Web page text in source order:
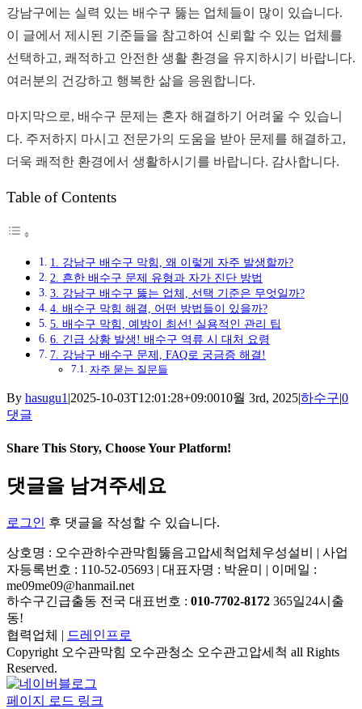
강남구에는 실력 있는 배수구 뚫는 업체들이 많이 있습니다.
이 글에서 제시된 기준들을 참고하여 신뢰할 수 있는 업체를
선택하고, 쾌적하고 안전한 생활 환경을 유지하시기 바랍니다.
여러분의 건강하고 행복한 삶을 응원합니다.
마지막으로, 배수구 문제는 혼자 해결하기 어려울 수 있습니
다. 주저하지 마시고 전문가의 도움을 받아 문제를 해결하고,
더욱 쾌적한 환경에서 생활하시기를 바랍니다. 감사합니다.
Table of Contents
1. 강남구 배수구 막힘, 왜 이렇게 자주 발생할까?
2. 흔한 배수구 문제 유형과 자가 진단 방법
3. 강남구 배수구 뚫는 업체, 선택 기준은 무엇일까?
4. 배수구 막힘 해결, 어떤 방법들이 있을까?
5. 배수구 막힘, 예방이 최선! 실용적인 관리 팁
6. 긴급 상황 발생! 배수구 역류 시 대처 요령
7. 강남구 배수구 문제, FAQ로 궁금증 해결!
자주 묻는 질문들
By hasugu1 |2025-10-03T12:01:28+09:0010월 3rd, 2025|하수구|0
댓글
Share This Story, Choose Your Platform!
Facebook
X
Reddit
LinkedIn
Tumblr
Pinterest
Vk
이
메
댓글을 남겨주세요
로그인 후 댓글을 작성할 수 있습니다.
상호명 : 오수관하수관막힘뚫음고압세척업체우성설비 | 사업
자등록번호 : 110-52-05693 | 대표자명 : 박윤미 | 이메일 :
me09me09@hanmail.net
하수구긴급출동 전국 대표번호 : 010-7702-8172 365일24시출
동!
협력업체 | 드레인프로
Copyright 오수관막힘 오수관청소 오수관고압세척 all Rights
Reserved.
네
이
페이지 로드 링크